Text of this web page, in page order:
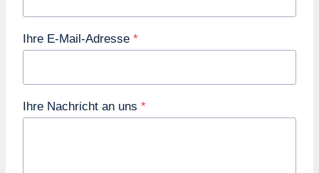
Ihre E-Mail-Adresse *
Ihre Nachricht an uns *